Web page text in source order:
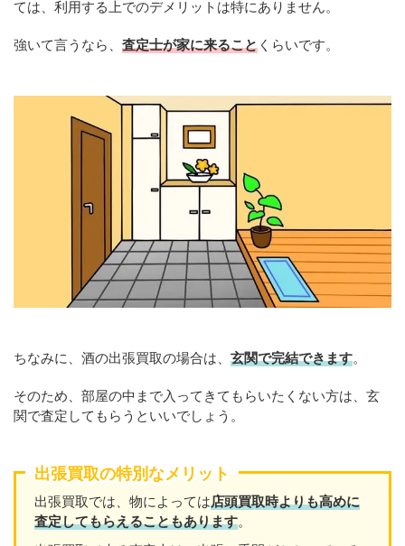
ては、利用する上でのデメリットは特にありません。
強いて言うなら、 査定士が家に来ること くらいです。
ちなみに、酒の出張買取の場合は、 玄関で完結できます。
そのため、部屋の中まで入ってきてもらいたくない方は、玄
関で査定してもらうといいでしょう。
出張買取の特別なメリット
出張買取では、物によっては店頭買取時よりも高めに
査定してもらえることもあります。